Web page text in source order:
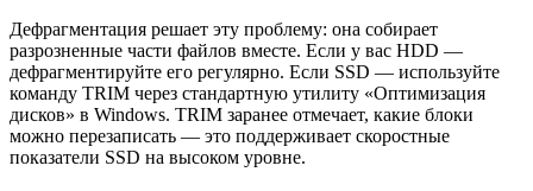
Дефрагментация решает эту проблему: она собирает
разрозненные части файлов вместе. Если у вас HDD —
дефрагментируйте его регулярно. Если SSD — используйте
команду TRIM через стандартную утилиту «Оптимизация
дисков» в Windows. TRIM заранее отмечает, какие блоки
можно перезаписать — это поддерживает скоростные
показатели SSD на высоком уровне.